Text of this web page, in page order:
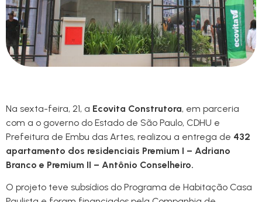
Na sexta-feira, 21, a Ecovita Construtora, em parceria
com a o governo do Estado de São Paulo, CDHU e
Prefeitura de Embu das Artes, realizou a entrega de 432
apartamento dos residenciais Premium I – Adriano
Branco e Premium II – Antônio Conselheiro.
O projeto teve subsídios do Programa de Habitação Casa